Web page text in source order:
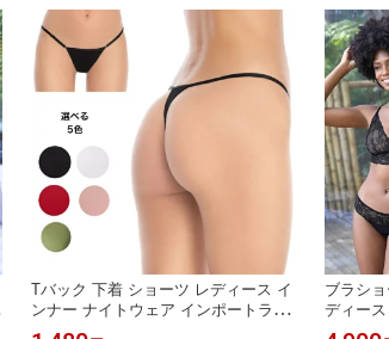
ロンビア製
Tバック 下着 ショーツ レディース イ
ンナー ナイトウェア インポートラン
ジェリー Gストリング セクシー パン
ブラシ
ディー
着セッ